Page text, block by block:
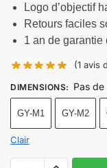
Logo d’objectif
Retours faciles
1 an de garantie
(1 avis
DIMENSIONS: Pas
GY-M1 GY-M2
Clair